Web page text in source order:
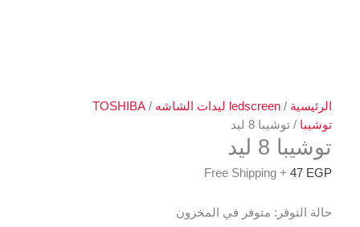
الرئيسية / ledscreen ليدات الشاشه /
TOSHIBA
توشيبا / توشيبا 8 ليد
توشيبا 8 ليد
47 EGP
+ Free Shipping
حالة التوفر: متوفر في المخزون